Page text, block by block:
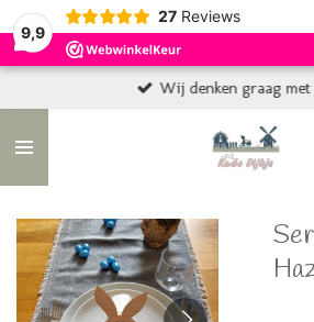
9,9
27 Reviews
Wij denken graag met